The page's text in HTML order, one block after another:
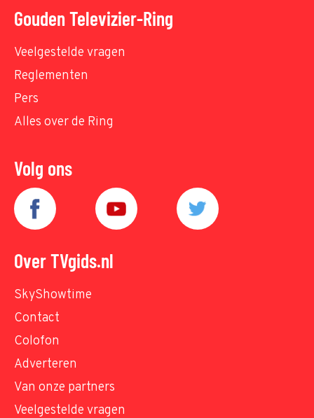
Gouden Televizier-Ring
Veelgestelde vragen
Reglementen
Pers
Alles over de Ring
Volg ons
Over TVgids.nl
SkyShowtime
Contact
Colofon
Adverteren
Van onze partners
Veelgestelde vragen